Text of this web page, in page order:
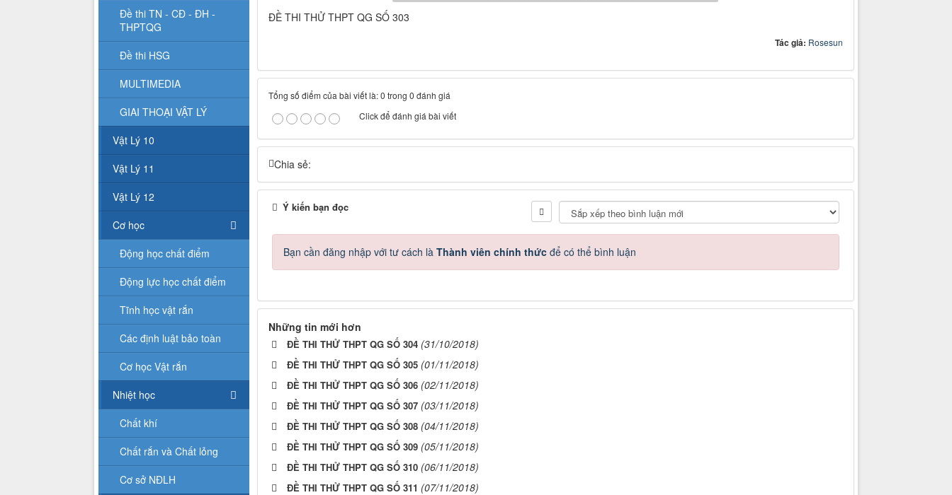
ĐỀ THI THỬ THPT QG SỐ 303
Tác giả: Rosesun
Tổng số điểm của bài viết là: 0 trong 0 đánh giá
Click để đánh giá bài viết
Chia sẻ:
Ý kiến bạn đọc
Bạn cần đăng nhập với tư cách là Thành viên chính thứcđể có thể bình luận
Những tin mới hơn
ĐỀ THI THỬ THPT QG SỐ 304 (31/10/2018)
ĐỀ THI THỬ THPT QG SỐ 305 (01/11/2018)
ĐỀ THI THỬ THPT QG SỐ 306 (02/11/2018)
ĐỀ THI THỬ THPT QG SỐ 307 (03/11/2018)
ĐỀ THI THỬ THPT QG SỐ 308 (04/11/2018)
ĐỀ THI THỬ THPT QG SỐ 309 (05/11/2018)
ĐỀ THI THỬ THPT QG SỐ 310 (06/11/2018)
ĐỀ THI THỬ THPT QG SỐ 311 (07/11/2018)
Đề thi TN - CĐ - ĐH -
THPTQG
Đề thi HSG
MULTIMEDIA
GIAI THOẠI VẬT LÝ
Vật Lý 10
Vật Lý 11
Vật Lý 12
Cơ học
Động học chất điểm
Động lực học chất điểm
Tĩnh học vật rắn
Các định luật bảo toàn
Cơ học Vật rắn
Nhiệt học
Chất khí
Chất rắn và Chất lỏng
Cơ sở NĐLH